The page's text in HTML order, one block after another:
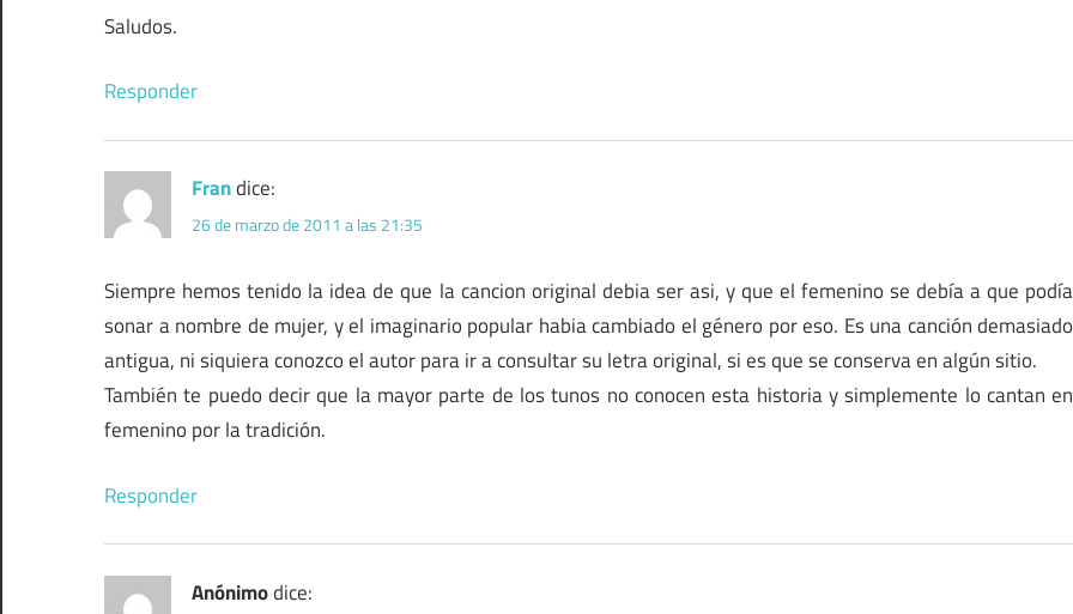
Saludos.
Responder
Frandice:
26 de marzo de 2011 a las 21:35
Siempre hemos tenido la idea de que la cancion original debia ser asi, y que el femenino se debía a que podía
sonar a nombre de mujer, y el imaginario popular habia cambiado el género por eso. Es una canción demasiado
antigua, ni siquiera conozco el autor para ir a consultar su letra original, si es que se conserva en algún sitio.
También te puedo decir que la mayor parte de los tunos no conocen esta historia y simplemente lo cantan en
femenino por la tradición.
Responder
Anónimodice: